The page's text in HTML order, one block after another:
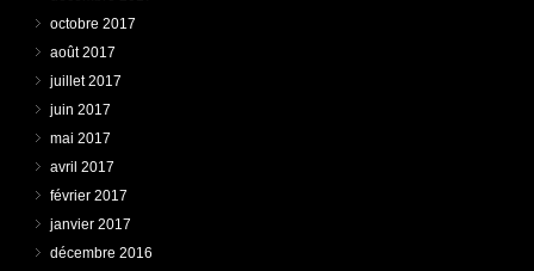
octobre 2017
août 2017
juillet 2017
juin 2017
mai 2017
avril 2017
février 2017
janvier 2017
décembre 2016